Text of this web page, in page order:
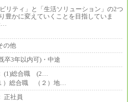
ータサービス ※2027年新卒募集終了
186,000～194,000円＋地域手当
イノベーション(株)
224,500～242,600円＋地域手当
キャリアサイトよりご確認ください。
ース＞
ネストランスフォーム
月給185,000～195,000円
キャリアサイトよりご確認ください。
リティ」と「生活ソリューション」の2つ
豊かに変えていくことを目指していま
…
の他
卒3年以内可)・中途
(1)総合職 (2…
）総合職 （２）地…
正社員